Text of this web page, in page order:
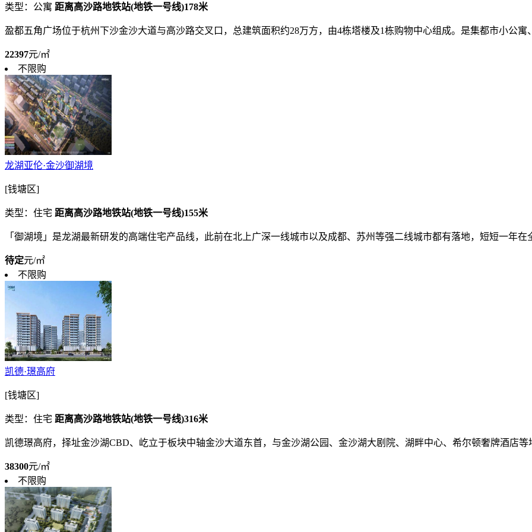
类型：公寓 距离高沙路地铁站(地铁一号线)178米
盈都五角广场位于杭州下沙金沙大道与高沙路交叉口，总建筑面积约28万方，由4栋塔楼及1栋购物中心组成。是集都市小公寓
22397元/㎡
不限购
龙湖亚伦·金沙御湖境
[钱塘区]
类型：住宅 距离高沙路地铁站(地铁一号线)155米
「御湖境」是龙湖最新研发的高端住宅产品线，此前在北上广深一线城市以及成都、苏州等强二线城市都有落地，短短一年在
待定元/㎡
不限购
凯德·璟高府
[钱塘区]
类型：住宅 距离高沙路地铁站(地铁一号线)316米
凯德璟高府，择址金沙湖CBD、屹立于板块中轴金沙大道东首，与金沙湖公园、金沙湖大剧院、湖畔中心、希尔顿奢牌酒店等
38300元/㎡
不限购